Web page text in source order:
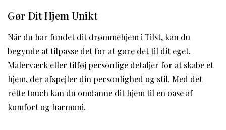
Gør Dit Hjem Unikt
Når du har fundet dit drømmehjem i Tilst, kan du
begynde at tilpasse det for at gøre det til dit eget.
Malerværk eller tilføj personlige detaljer for at skabe et
hjem, der afspejler din personlighed og stil. Med det
rette touch kan du omdanne dit hjem til en oase af
komfort og harmoni.